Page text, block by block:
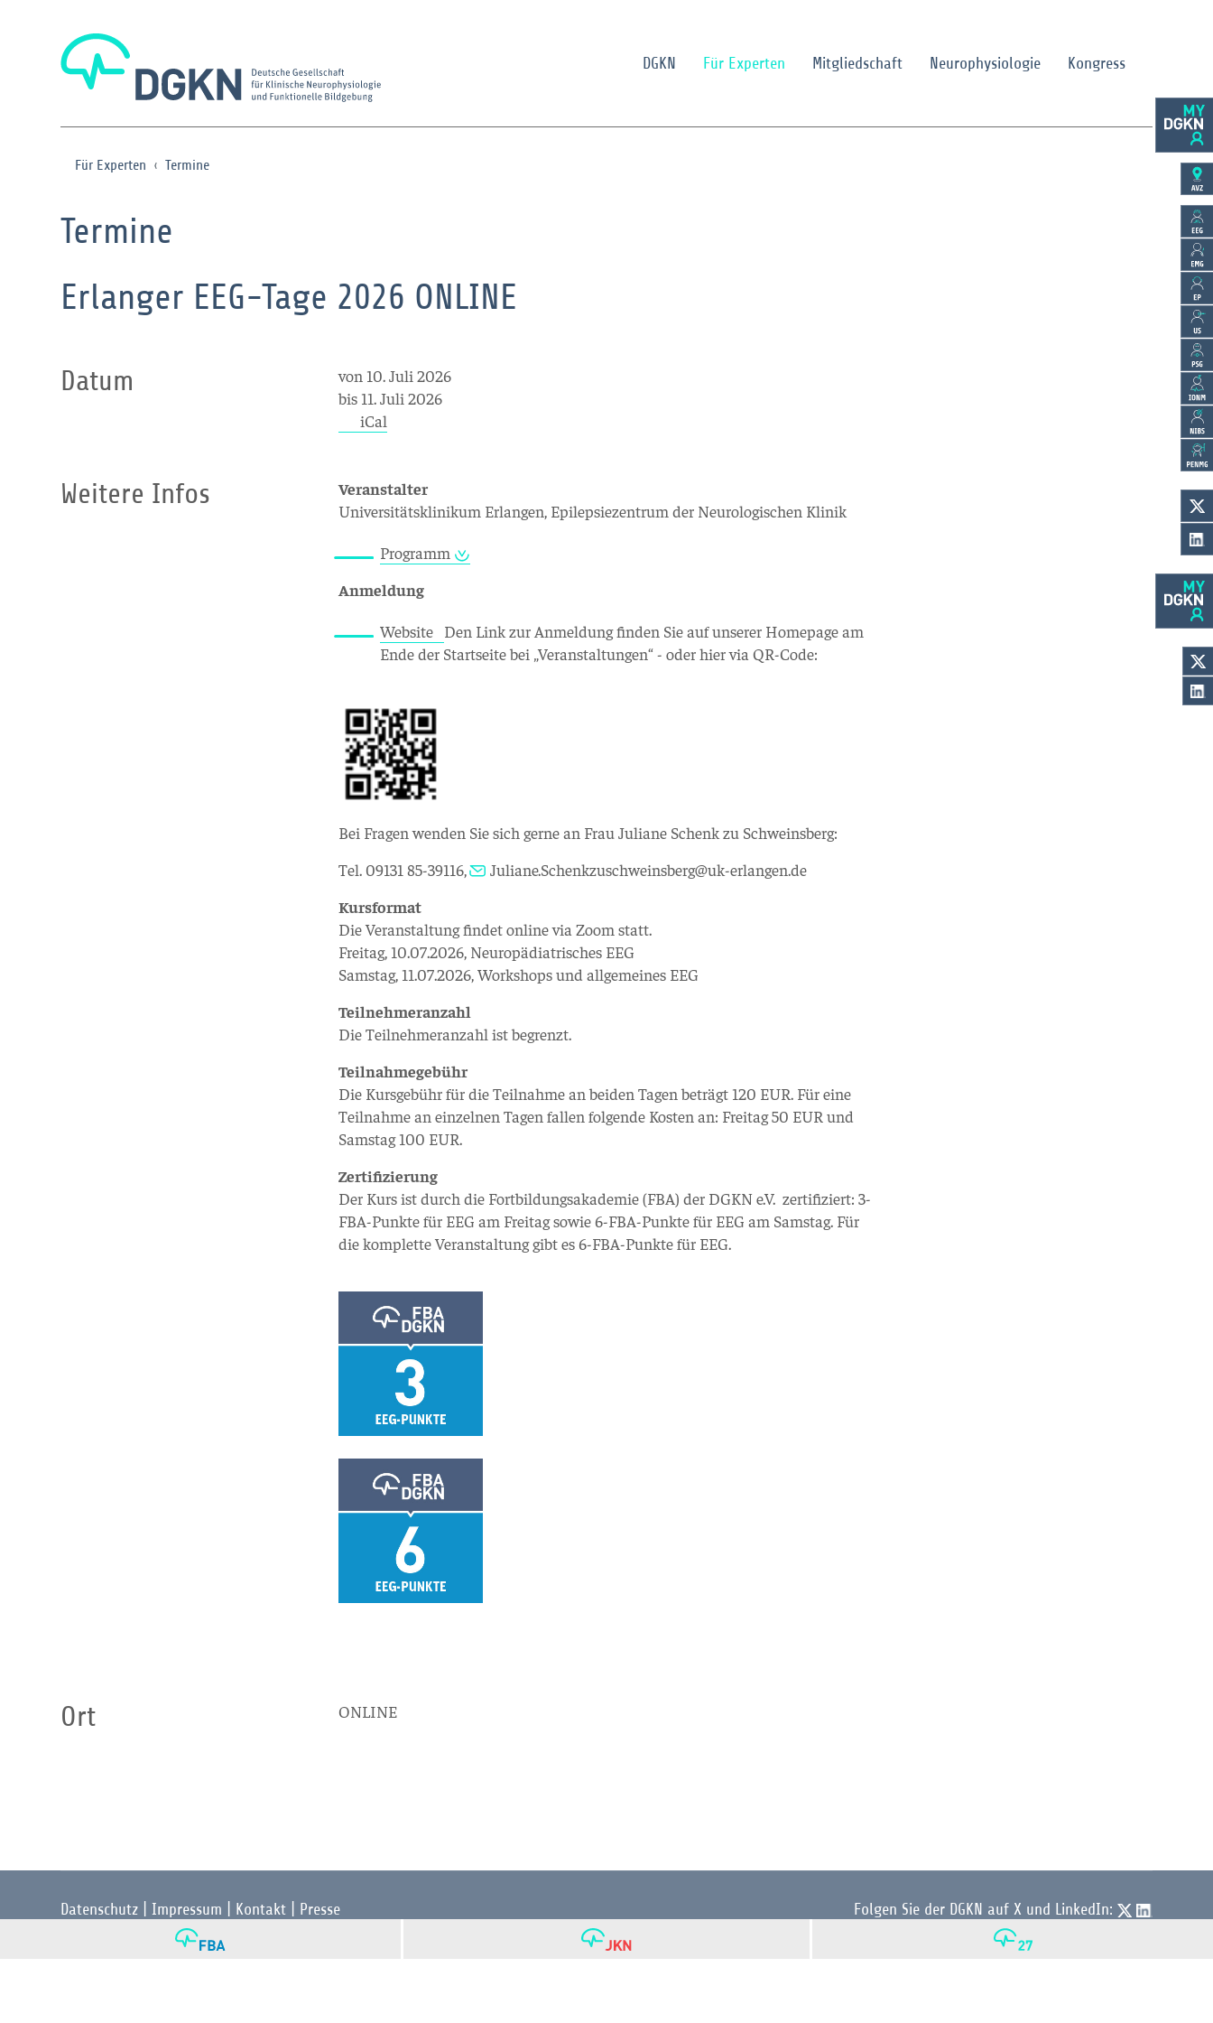
DGKN Für Experten Mitgliedschaft Neurophysiologie Kongress
Für Experten Termine
Termine
Erlanger EEG-Tage 2026 ONLINE
Datum
von 10. Juli 2026
bis 11. Juli 2026
iCal
Weitere Infos
Veranstalter
Universitätsklinikum Erlangen, Epilepsiezentrum der Neurologischen Klinik
Programm
Anmeldung
Website Den Link zur Anmeldung finden Sie auf unserer Homepage am
Ende der Startseite bei „Veranstaltungen“ - oder hier via QR-Code:
Bei Fragen wenden Sie sich gerne an Frau Juliane Schenk zu Schweinsberg:
Tel. 09131 85-39116,
Juliane.Schenkzuschweinsberg@uk-erlangen.de
Kursformat
Die Veranstaltung findet online via Zoom statt.
Freitag, 10.07.2026, Neuropädiatrisches EEG
Samstag, 11.07.2026, Workshops und allgemeines EEG
Teilnehmeranzahl
Die Teilnehmeranzahl ist begrenzt.
Teilnahmegebühr
Die Kursgebühr für die Teilnahme an beiden Tagen beträgt 120 EUR. Für eine
Teilnahme an einzelnen Tagen fallen folgende Kosten an: Freitag 50 EUR und
Samstag 100 EUR.
Zertifizierung
Der Kurs ist durch die Fortbildungsakademie (FBA) der DGKN e.V. zertifiziert: 3-
FBA-Punkte für EEG am Freitag sowie 6-FBA-Punkte für EEG am Samstag. Für
die komplette Veranstaltung gibt es 6-FBA-Punkte für EEG.
Ort ONLINE
Datenschutz Impressum Kontakt Presse Folgen Sie der DGKN auf X und LinkedIn:
© 2026 DGKN | Privacy by Design